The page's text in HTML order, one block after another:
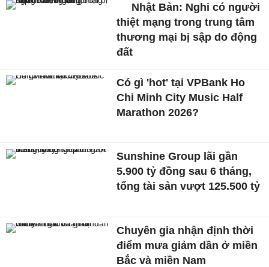
Nhật Bản: Nghi có người
thiệt mạng trong trung tâm
thương mại bị sập do động
đất
Có gì 'hot' tại VPBank Ho
Chi Minh City Music Half
Marathon 2026?
Sunshine Group lãi gần
5.900 tỷ đồng sau 6 tháng,
tổng tài sản vượt 125.500 tỷ
Chuyên gia nhận định thời
điểm mưa giảm dần ở miền
Bắc và miền Nam